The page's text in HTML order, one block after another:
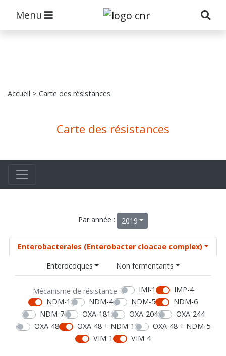
Menu
Accueil > Carte des résistances
Carte des résistances
Par année : 2019
Enterobacterales (Enterobacter cloacae complex)
Enterocoques
Non fermentants
Mécanisme de résistance : IMI-1
IMP-4
NDM-1
NDM-4 NDM-5
NDM-6
NDM-7
OXA-181 OXA-204
OXA-244
OXA-48
OXA-48 + NDM-1
OXA-48 + NDM-5
VIM-1
VIM-4